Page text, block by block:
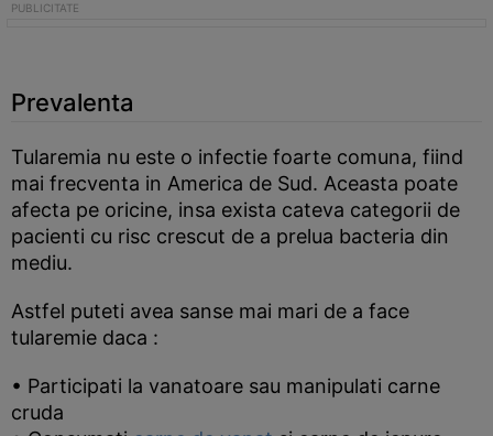
Prevalenta
Tularemia nu este o infectie foarte comuna, fiind
mai frecventa in America de Sud. Aceasta poate
afecta pe oricine, insa exista cateva categorii de
pacienti cu risc crescut de a prelua bacteria din
mediu.
Astfel puteti avea sanse mai mari de a face
tularemie daca :
• Participati la vanatoare sau manipulati carne
cruda